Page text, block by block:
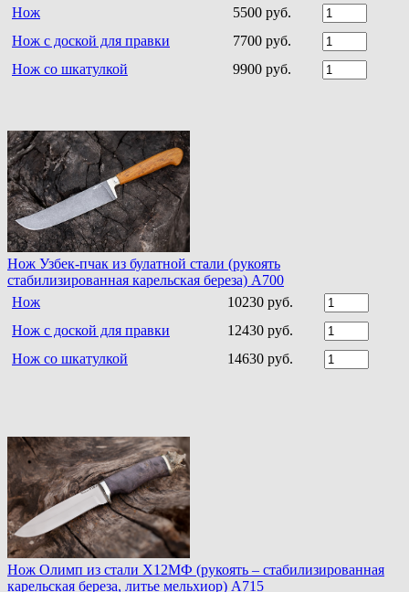
Нож
5500 руб.
Нож с доской для правки
7700 руб.
Нож со шкатулкой
9900 руб.
Нож Узбек-пчак из булатной стали (рукоять
стабилизированная карельская береза) A700
Нож
10230 руб.
Нож с доской для правки
12430 руб.
Нож со шкатулкой
14630 руб.
Нож Олимп из стали Х12МФ (рукоять – стабилизированная
карельская береза, литье мельхиор) A715